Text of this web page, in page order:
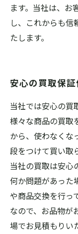
ます。当社は、お
し、これからも信
たします。
安心の買取保証
当社では安心の買
様々な商品の買取
から、使わなくな
段をつけて買い取
当社の買取は安心
何か問題があった
や商品交換を行っ
なので、お品物が
場でお見積もりい